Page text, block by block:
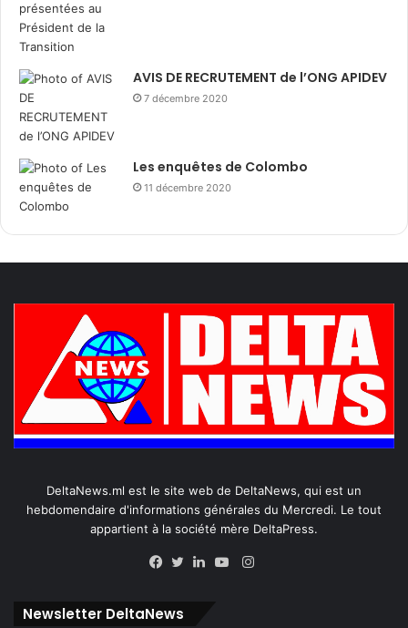
AVIS DE RECRUTEMENT de l’ONG APIDEV
7 décembre 2020
Les enquêtes de Colombo
11 décembre 2020
DeltaNews.ml est le site web de DeltaNews, qui est un
hebdomendaire d'informations générales du Mercredi. Le tout
appartient à la société mère DeltaPress.
Instagram
Newsletter DeltaNews